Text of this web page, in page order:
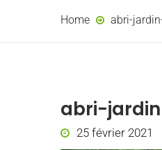
Home abri-
abri-jardin-
25 février 2021